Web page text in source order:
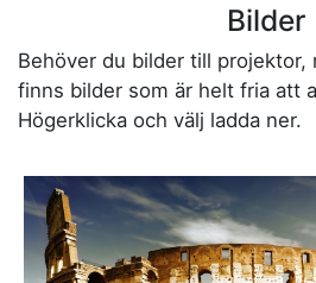
Bilder
Behöver du bilder till projektor,
finns bilder som är helt fria att
Högerklicka och välj ladda ner.